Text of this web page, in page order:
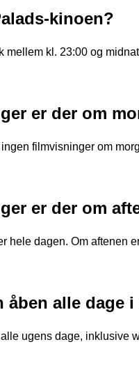
kinoen?
mellem kl. 23:00 og
er der om
filmvisninger om
er der om
hele dagen. Om aftenen
åben alle dage
ugens dage, inklusive